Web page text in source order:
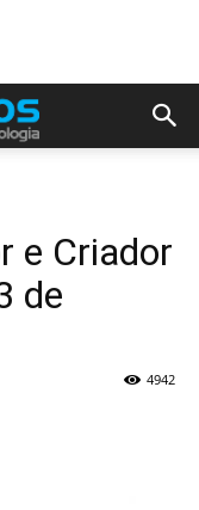
e Criador
de
4942